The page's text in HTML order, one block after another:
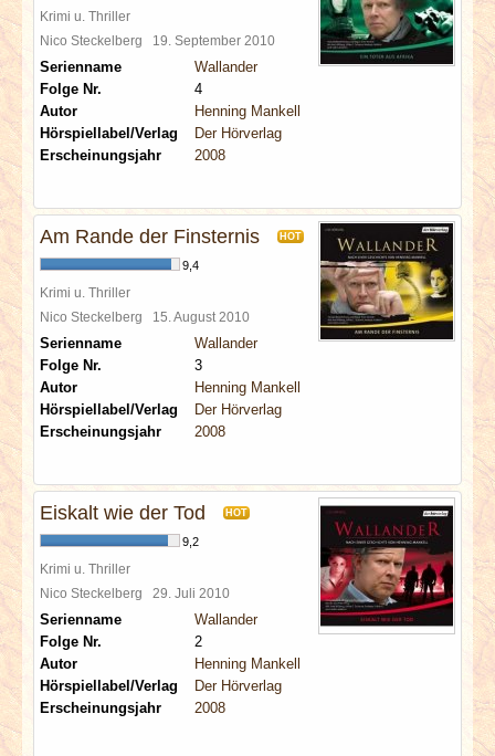
Krimi u. Thriller
Nico Steckelberg 19. September 2010
Serienname
Wallander
Folge Nr.
4
Autor
Henning Mankell
Hörspiellabel/Verlag
Der Hörverlag
Erscheinungsjahr
2008
Am Rande der Finsternis HOT
9,4
Krimi u. Thriller
Nico Steckelberg 15. August 2010
Serienname
Wallander
Folge Nr.
3
Autor
Henning Mankell
Hörspiellabel/Verlag
Der Hörverlag
Erscheinungsjahr
2008
Eiskalt wie der Tod HOT
9,2
Krimi u. Thriller
Nico Steckelberg 29. Juli 2010
Serienname
Wallander
Folge Nr.
2
Autor
Henning Mankell
Hörspiellabel/Verlag
Der Hörverlag
Erscheinungsjahr
2008